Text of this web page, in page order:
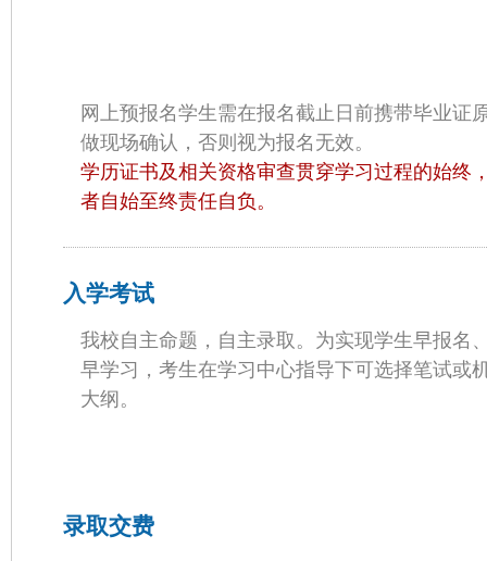
网上预报名学生需在报名截止日前携带毕业证
做现场确认，否则视为报名无效。
学历证书及相关资格审查贯穿学习过程的始终
者自始至终责任自负。
入学考试
我校自主命题，自主录取。为实现学生早报名
早学习，考生在学习中心指导下可选择笔试或
大纲。
录取交费